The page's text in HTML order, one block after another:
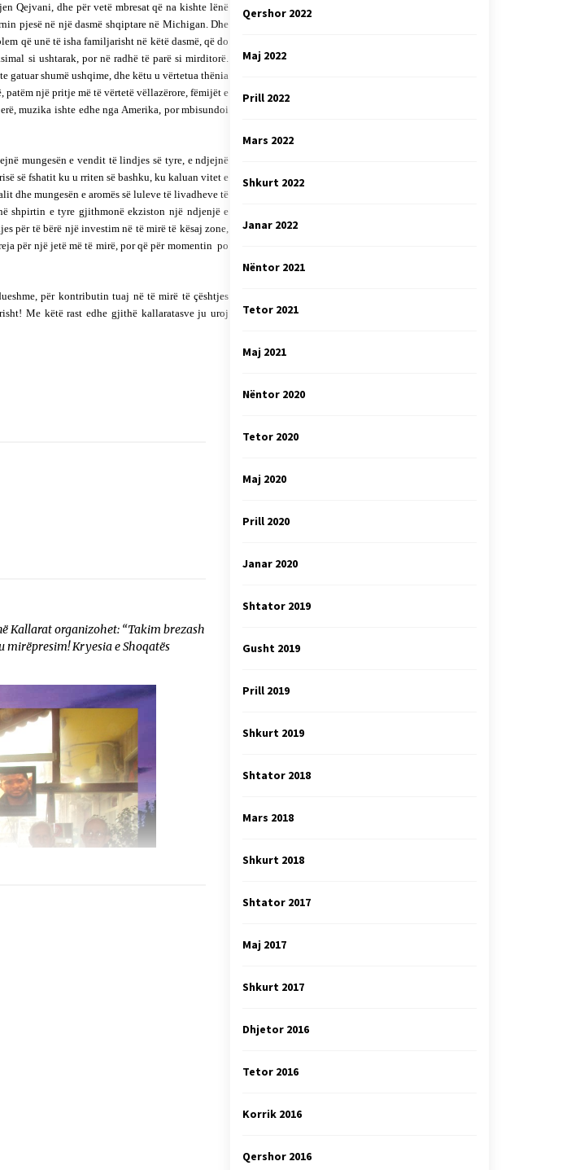
Qejvani, dhe për vetë mbresat që na kishte lënë
pjesë në një dasmë shqiptare në Michigan. Dhe
që unë të isha familjarisht në këtë dasmë, që do
si ushtarak, por në radhë të parë si mirditorë.
gatuar shumë ushqime, dhe këtu u vërtetua thënia
patëm një pritje më të vërtetë vëllazërore, fëmijët e
muzika ishte edhe nga Amerika, por mbisundoi
mungesën e vendit të lindjes së tyre, e ndjejnë
së fshatit ku u rriten së bashku, ku kaluan vitet e
dhe mungesën e aromës së luleve të livadheve të
shpirtin e tyre gjithmonë ekziston një ndjenjë e
për të bërë një investim në të mirë të kësaj zone,
për një jetë më të mirë, por që për momentin po
për kontributin tuaj në të mirë të çështjes
Me këtë rast edhe gjithë kallaratasve ju uroj
Kallarat organizohet: “Takim brezash
mirëpresim! Kryesia e Shoqatës
Qershor 2022
Maj 2022
Prill 2022
Mars 2022
Shkurt 2022
Janar 2022
Nëntor 2021
Tetor 2021
Maj 2021
Nëntor 2020
Tetor 2020
Maj 2020
Prill 2020
Janar 2020
Shtator 2019
Gusht 2019
Prill 2019
Shkurt 2019
Shtator 2018
Mars 2018
Shkurt 2018
Shtator 2017
Maj 2017
Shkurt 2017
Dhjetor 2016
Tetor 2016
Korrik 2016
Qershor 2016